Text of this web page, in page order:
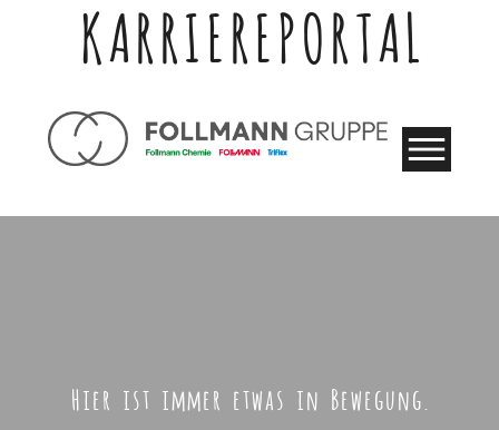
KARRIEREPORTAL
Hier ist immer etwas in Bewegung.